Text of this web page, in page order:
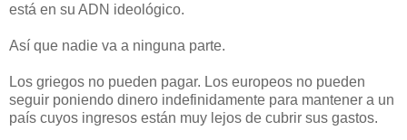
está en su ADN ideológico.
Así que nadie va a ninguna parte.
Los griegos no pueden pagar. Los europeos no pueden
seguir poniendo dinero indefinidamente para mantener a un
país cuyos ingresos están muy lejos de cubrir sus gastos.